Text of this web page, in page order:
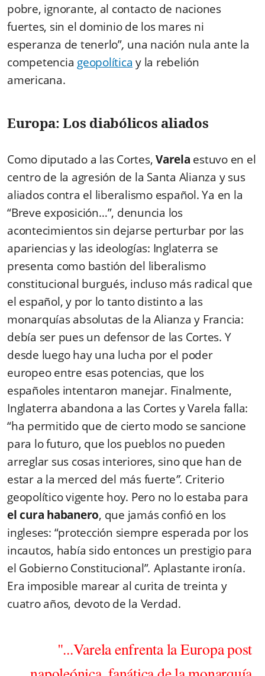
pobre, ignorante, al contacto de naciones
fuertes, sin el dominio de los mares ni
esperanza de tenerlo”, una nación nula ante la
competencia geopolítica y la rebelión
americana.
Europa: Los diabólicos aliados
Como diputado a las Cortes,Varela estuvo en el
centro de la agresión de la Santa Alianza y sus
aliados contra el liberalismo español. Ya en la
“Breve exposición…”, denuncia los
acontecimientos sin dejarse perturbar por las
apariencias y las ideologías: Inglaterra se
presenta como bastión del liberalismo
constitucional burgués, incluso más radical que
el español, y por lo tanto distinto a las
monarquías absolutas de la Alianza y Francia:
debía ser pues un defensor de las Cortes. Y
desde luego hay una lucha por el poder
europeo entre esas potencias, que los
españoles intentaron manejar. Finalmente,
Inglaterra abandona a las Cortes y Varela falla:
“ha permitido que de cierto modo se sancione
para lo futuro, que los pueblos no pueden
arreglar sus cosas interiores, sino que han de
estar a la merced del más fuerte”. Criterio
geopolítico vigente hoy. Pero no lo estaba para
el cura habanero, que jamás confió en los
ingleses: “protección siempre esperada por los
incautos, había sido entonces un prestigio para
el Gobierno Constitucional”. Aplastante ironía.
Era imposible marear al curita de treinta y
cuatro años, devoto de la Verdad.
"...Varela enfrenta la Europa post